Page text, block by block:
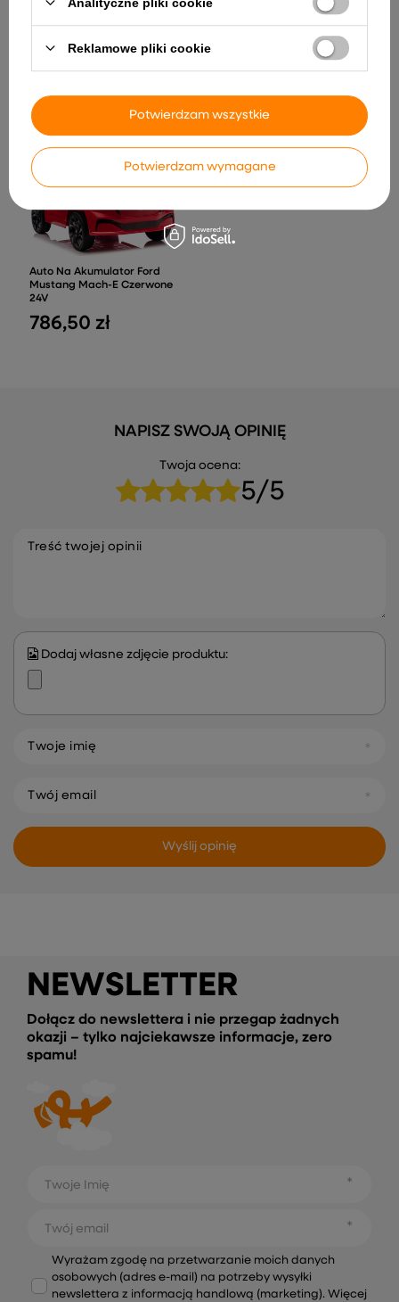
Auto Na Akumulator XB-1118
Pilot Światła LED Niebieski
999,90 zł
Quad Na Akumulator XW-
08 4x4 45W Czerwony
1 146,87 zł
Auto Na Akumulator Ford
Mustang Mach-E Czerwone
24V
786,50 zł
NAPISZ SWOJĄ OPINIĘ
Twoja ocena:
5/5
Treść twojej opinii
Dodaj własne zdjęcie produktu:
Twoje imię
Twój email
Wyślij opinię
NEWSLETTER
Dołącz do newslettera i nie przegap żadnych
okazji – tylko najciekawsze informacje, zero
spamu!
Twoje Imię
Twój email
Wyrażam zgodę na przetwarzanie moich danych
osobowych (adres e-mail) na potrzeby wysyłki
newslettera z informacją handlową (marketing). Więcej
Reklamowe pliki cookie
Potwierdzam wymagane
Potwierdzam wszystkie